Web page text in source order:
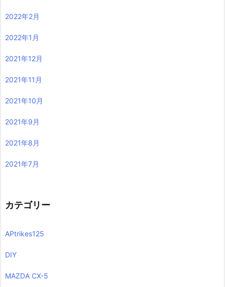
2022年2月
2022年1月
2021年12月
2021年11月
2021年10月
2021年9月
2021年8月
2021年7月
カテゴリー
APtrikes125
DIY
MAZDA CX-5